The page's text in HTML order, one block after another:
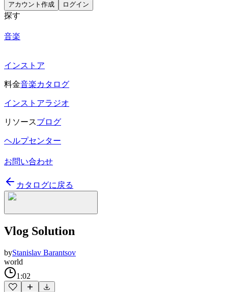
アカウント作成 ログイン
探す
音楽
インストア
料金音楽カタログ
インストアラジオ
リソースブログ
ヘルプセンター
お問い合わせ
カタログに戻る
Vlog Solution
byStanislav Barantsov
world
1:02